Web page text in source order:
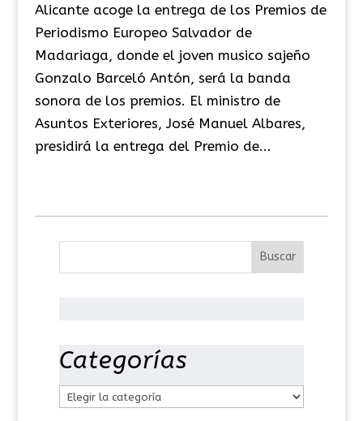
Alicante acoge la entrega de los Premios de
Periodismo Europeo Salvador de
Madariaga, donde el joven musico sajeño
Gonzalo Barceló Antón, será la banda
sonora de los premios. El ministro de
Asuntos Exteriores, José Manuel Albares,
presidirá la entrega del Premio de...
Categorías